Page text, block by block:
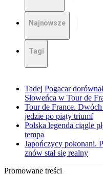
Najnowsze
Tagi
Tadej Pogacar
Słoweńca w Tour de
Tour de France.
jedzie po piąty triumf
Polska legenda ciągle
tempa
Japończycy pokonani.
znów stał się realny
Promowane treści